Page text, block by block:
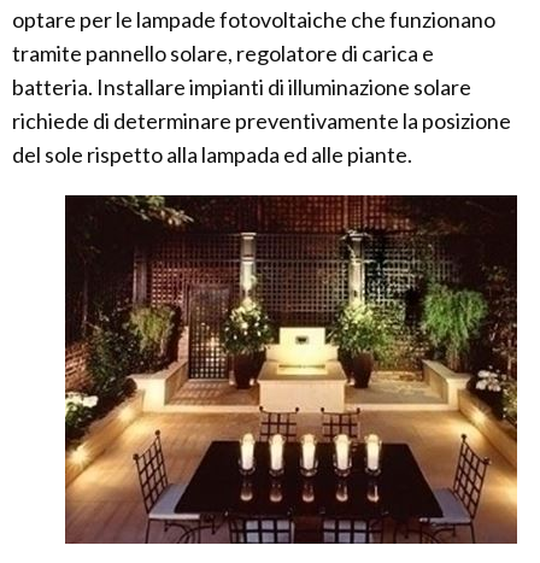
optare per le lampade fotovoltaiche che funzionano
tramite pannello solare, regolatore di carica e
batteria. Installare impianti di illuminazione solare
richiede di determinare preventivamente la posizione
del sole rispetto alla lampada ed alle piante.